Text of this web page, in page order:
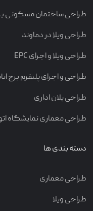
طراحی ساختمان مسکونی
طراحی ویلا در دماوند
طراحی ویلا و اجرای EPC
طراحی و اجرای پلتفرم برج
طراحی پلان اداری
طراحی معماری نمایشگاه
دسته بندی ها
طراحی معماری
طراحی ویلا